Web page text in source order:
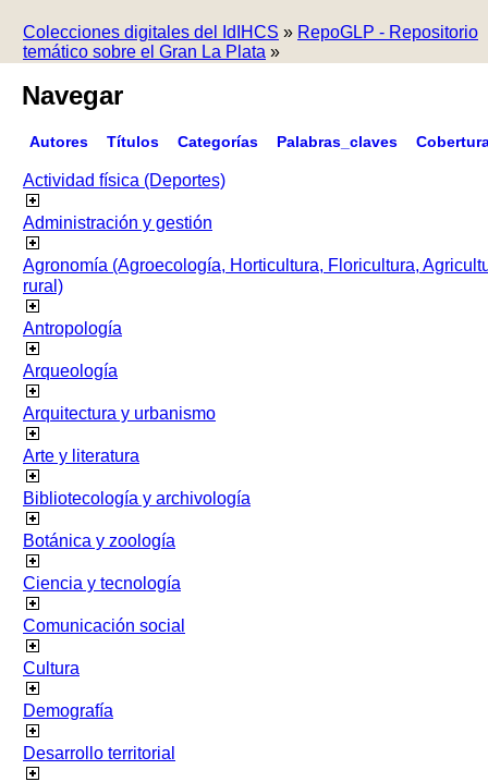
Colecciones digitales del IdIHCS » RepoGLP - Repositorio
temático sobre el Gran La Plata »
Navegar
Autores Títulos Categorías Palabras_claves
Actividad física (Deportes)
Administración y gestión
Agronomía (Agroecología, Horticultura, Floricultura,
rural)
Antropología
Arqueología
Arquitectura y urbanismo
Arte y literatura
Bibliotecología y archivología
Botánica y zoología
Ciencia y tecnología
Comunicación social
Cultura
Demografía
Desarrollo territorial